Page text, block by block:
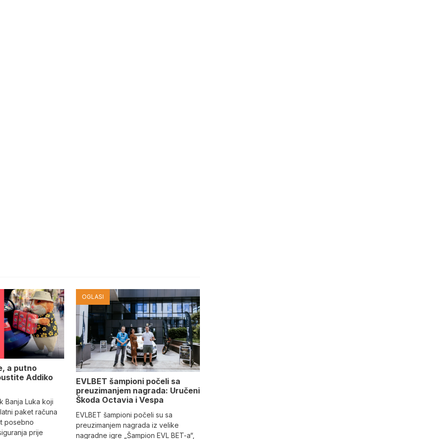
a putno
Addiko
Banja Luka koji
paket računa
posebno
prije
OGLASI
EVLBET šampioni počeli sa
preuzimanjem nagrada: Uručeni
Škoda Octavia i Vespa
EVLBET šampioni počeli su sa
preuzimanjem nagrada iz velike
nagradne igre „Šampion EVL BET-a“,